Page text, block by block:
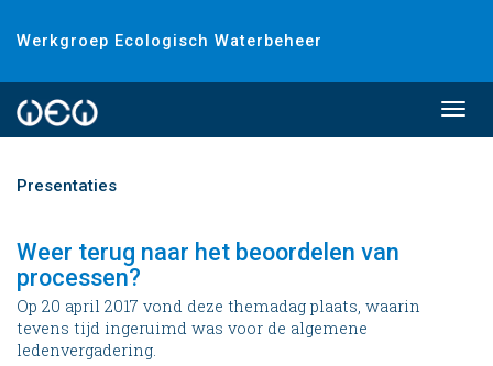
Werkgroep Ecologisch Waterbeheer
Presentaties
Weer terug naar het beoordelen van
processen?
Op 20 april 2017 vond deze themadag plaats, waarin
tevens tijd ingeruimd was voor de algemene
ledenvergadering.